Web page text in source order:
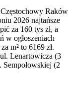
Raków
2026 najtańsze
za 160 tys zł, a
w ogłoszeniach
m² to 6169 zł.
Lenartowicza (3
Sempołowskiej (2